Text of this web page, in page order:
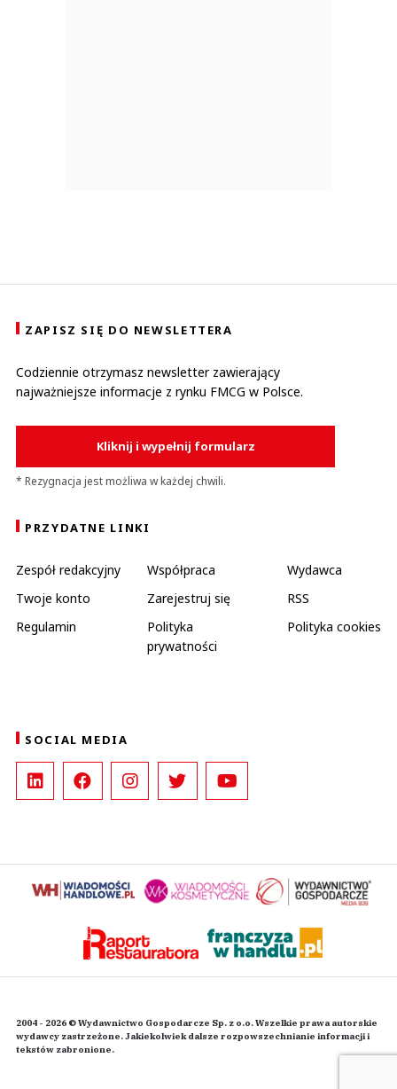
ZAPISZ SIĘ DO NEWSLETTERA
Codziennie otrzymasz newsletter zawierający
najważniejsze informacje z rynku FMCG w Polsce.
Kliknij i wypełnij formularz
* Rezygnacja jest możliwa w każdej chwili.
PRZYDATNE LINKI
Zespół redakcyjny Współpraca
Wydawca
Twoje konto
Zarejestruj się
RSS
Regulamin
Polityka
prywatności
Polityka cookies
SOCIAL MEDIA
2004 - 2026 © Wydawnictwo Gospodarcze Sp. z o.o. Wszelkie prawa autorskie
wydawcy zastrzeżone. Jakiekolwiek dalsze rozpowszechnianie informacji i
tekstów zabronione.